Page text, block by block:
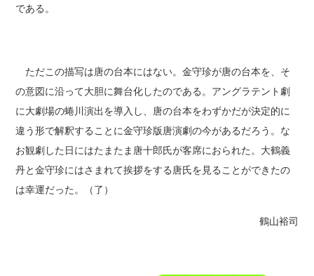
である。
ただこの描写は唐の台本にはない。金守珍が唐の台本を、そ
の意図に沿って大胆に舞台化したのである。アングラテント劇
に大劇場の蜷川演出を導入し、唐の台本をわずかだが決定的に
違う形で解釈することに金守珍版唐演劇の今があるだろう。な
お観劇した日にはたまたま唐十郎氏が客席におられた。大鶴義
丹と金守珍にはさまれて挨拶をする唐氏を見ることができたの
は幸運だった。（了）
鶴山裕司